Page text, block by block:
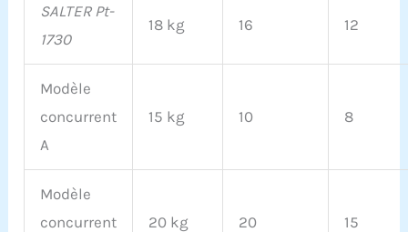
SALTER Pt-
1730
18 kg 16 12
Modèle
concurrent
A
15 kg 10 8
Modèle
concurrent
20 kg 20 15